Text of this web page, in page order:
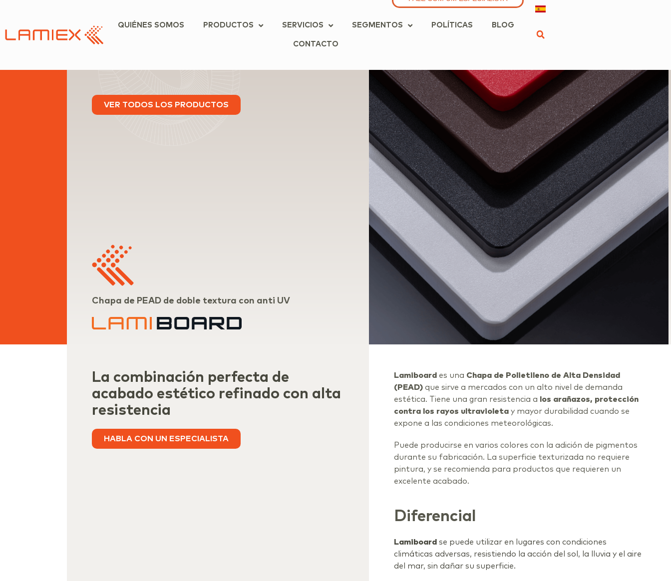
QUIÉNES SOMOS PRODUCTOS SERVICIOS SEGMENTOS POLÍTICAS BLOG
CONTACTO
VER TODOS LOS PRODUCTOS
Chapa de PEAD de doble textura con anti UV
La combinación perfecta de
acabado estético refinado con alta
resistencia
HABLA CON UN ESPECIALISTA
Lamiboard es una Chapa de Polietileno de Alta Densidad
(PEAD) que sirve a mercados con un alto nivel de demanda
estética. Tiene una gran resistencia a
los arañazos, protección
contra los rayos ultravioleta y mayor durabilidad cuando se
expone a las condiciones meteorológicas.
Puede producirse en varios colores con la adición de pigmentos
durante su fabricación. La superficie texturizada no requiere
pintura, y se recomienda para productos que requieren un
excelente acabado.
Diferencial
Lamiboard se puede utilizar en lugares con condiciones
climáticas adversas, resistiendo la acción del sol, la lluvia y el aire
del mar, sin dañar su superficie.